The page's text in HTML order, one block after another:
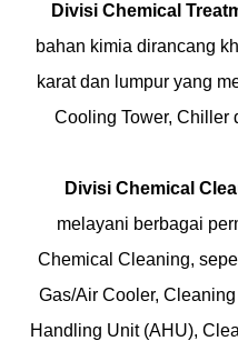
Divisi Chemical
bahan kimia dirancang
karat dan lumpur yang
Cooling Tower, Chiller
Divisi Chemical
melayani berbagai
Chemical Cleaning,
Gas/Air Cooler,
Handling Unit (AHU),